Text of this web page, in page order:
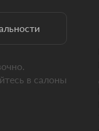
в салоны